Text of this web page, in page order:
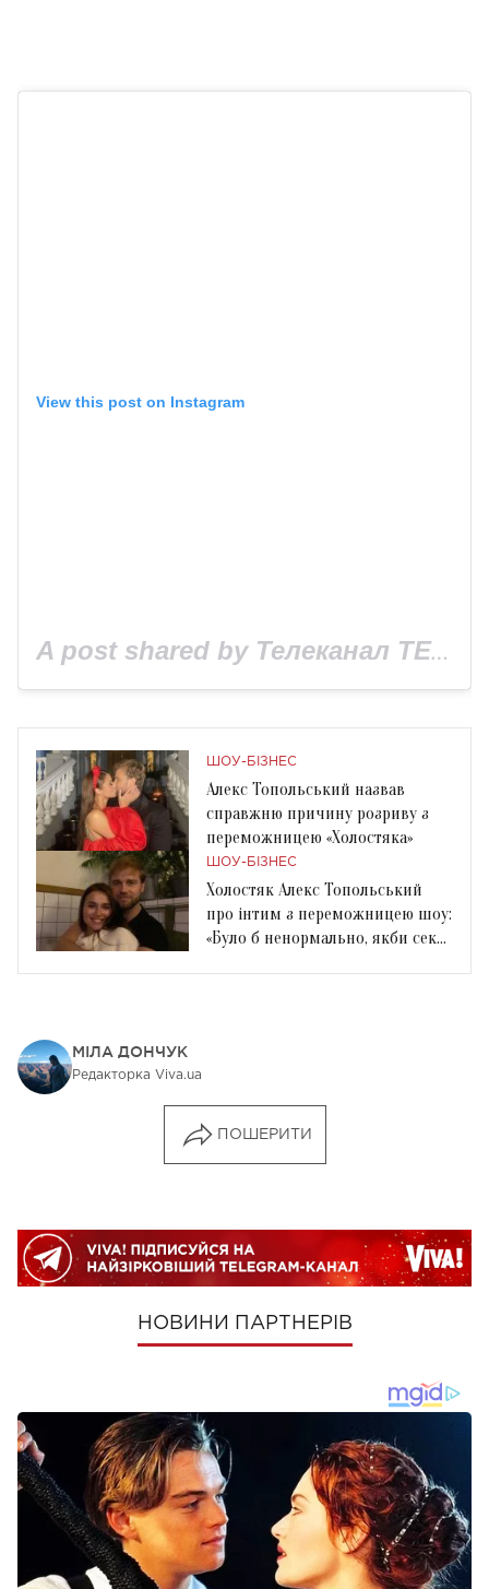
View this post on Instagram
A post shared by Телеканал ТЕТ (@tet_tv)
ШОУ-БІЗНЕС
Алекс Топольський назвав
справжню причину розриву з
переможницею «Холостяка»
ШОУ-БІЗНЕС
Холостяк Алекс Топольський
про інтим з переможницею шоу:
«Було б ненормально, якби сексу
МІЛА ДОНЧУК
Редакторка Viva.ua
ПОШЕРИТИ
НОВИНИ ПАРТНЕРІВ